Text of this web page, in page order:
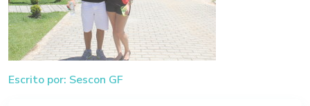
Escrito por: Sescon GF